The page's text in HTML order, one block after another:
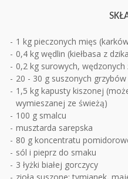
1 kg pieczonych mięs
0,4 kg wędlin (kiełbasa z
0,2 kg surowych, wędzonych
20 - 30 g suszonych grzybów
1,5 kg kapusty kiszonej
wymieszanej ze świeżą)
100 g smalcu
musztarda sarepska
80 g koncentratu
sól i pieprz do smaku
3 łyżki białej gorczycy